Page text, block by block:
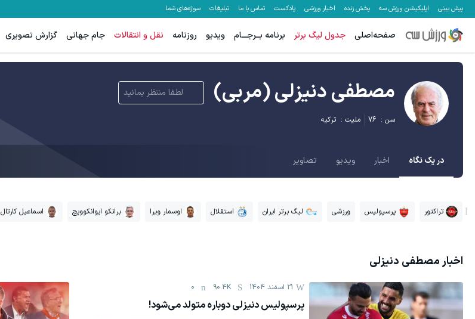
پیش بینی اپلیکیشن ورزش سه پخش زنده اخبار ورزشی پادکست تماس با ما تبلیغات سوژه‌های شما
صفحه‌اصلی جدول لیگ برتر برنامه بــرجـــام ویدیو روزنامه نقل و انتقالات جام جهانی گزارش تصویری
مصطفی دنیزلی(مربی) لطفا منتظر بمانید
سن : 76 ملیت : ترکیه
در یک نگاه اخبار ویدیو تصاویر
تراکتور پرسپولیس ورزشی لیگ برتر ایران استقلال اوسمار ویرا برانکو ایوانکوویچ اسماعیل کارتال
اخبارمصطفی دنیزلی
21 اسفند 1404 90.4K
0
پرسپولیس دنیزلی دوباره متولد می‌شود!